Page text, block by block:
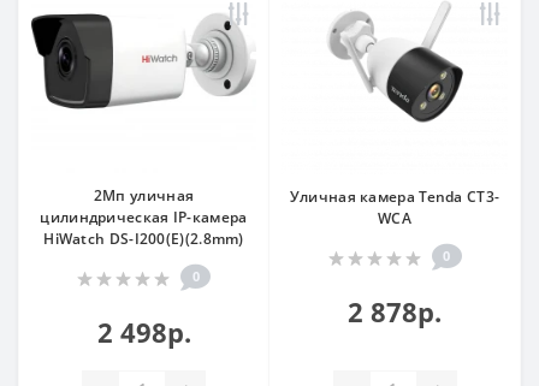
2Мп уличная
цилиндрическая IP-камера
HiWatch DS-I200(E)(2.8mm)
0
2 498р.
Уличная камера Tenda CT3-
WCA
0
2 878р.